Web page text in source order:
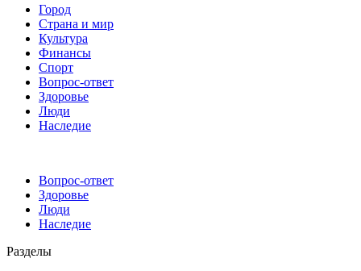
Город
Страна и мир
Культура
Финансы
Спорт
Вопрос-ответ
Здоровье
Люди
Наследие
Вопрос-ответ
Здоровье
Люди
Наследие
Разделы